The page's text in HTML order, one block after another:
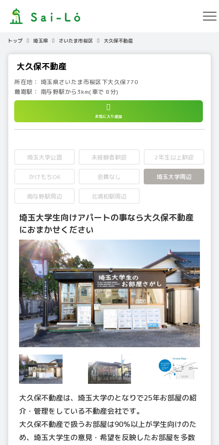
トップ 埼玉県 さいたま市桜区 大久保不動産
大久保不動産
所在地： 埼玉県さいたま市桜区下大久保770
最寄駅： 南与野駅から3km(車で 8分)
お気に入り追加
埼玉大学公認 未経験者歓迎 2年生以上歓迎
かけもちOK 会費なし 埼玉大学周辺
南与野駅周辺 北浦和駅周辺
埼玉大学生向けアパートの事なら大久保不動産
におまかせください
大久保不動産は、埼玉大学のとなりで25年お部屋の紹
介・管理をしている不動産会社です。
大久保不動産で扱うお部屋は90％以上が学生向けのた
め、埼玉大学生の意見・希望を反映したお部屋を多数